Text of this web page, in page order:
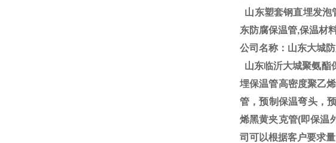
山东塑套钢直埋发泡
东防腐保温管,保温材
公司名称：山东大城
山东临沂大城聚氨酯
埋保温管高密度聚乙
管，预制保温弯头，
烯黑黄夹克管(即保温
司可以根据客户要求